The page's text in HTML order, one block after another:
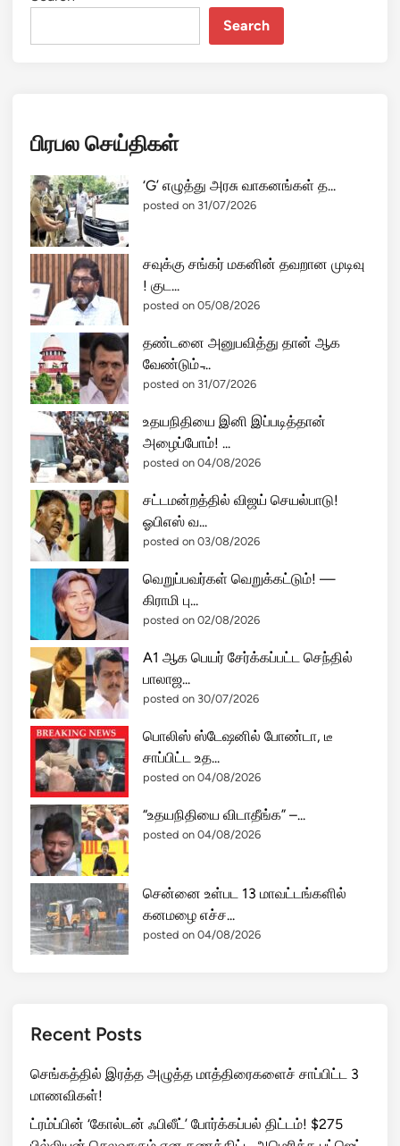
Search
பிரபல செய்திகள்
‘G’ எழுத்து அரசு வாகனங்கள் த...
posted on 31/07/2026
சவுக்கு சங்கர் மகனின் தவறான முடிவு
! குட...
posted on 05/08/2026
தண்டனை அனுபவித்து தான் ஆக
வேண்டும் ̵...
posted on 31/07/2026
உதயநிதியை இனி இப்படித்தான்
அழைப்போம்! ...
posted on 04/08/2026
சட்டமன்றத்தில் விஜய் செயல்பாடு!
ஓபிஎஸ் வ...
posted on 03/08/2026
வெறுப்பவர்கள் வெறுக்கட்டும்! —
கிராமி பு...
posted on 02/08/2026
A1 ஆக பெயர் சேர்க்கப்பட்ட செந்தில்
பாலாஜ...
posted on 30/07/2026
பொலிஸ் ஸ்டேஷனில் போண்டா, டீ
சாப்பிட்ட உத...
posted on 04/08/2026
“உதயநிதியை விடாதீங்க” –...
posted on 04/08/2026
சென்னை உள்பட 13 மாவட்டங்களில்
கனமழை எச்ச...
posted on 04/08/2026
Recent Posts
செங்கத்தில் இரத்த அழுத்த மாத்திரைகளைச் சாப்பிட்ட 3
மாணவிகள்!
ட்ரம்ப்பின் ‘கோல்டன் ஃபிலீட்’ போர்க்கப்பல் திட்டம்! $275